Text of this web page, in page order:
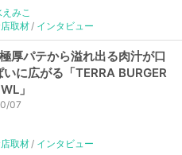
みこ
取材
インタビュー
厚パテから溢れ出る肉汁が口
いに広がる「TERRA BURGER
」
07
取材
インタビュー